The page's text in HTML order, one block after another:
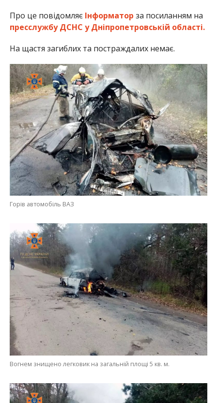
Про це повідомляє Інформатор за посиланням на
пресслужбу ДСНС у Дніпропетровській області.
На щастя загиблих та постраждалих немає.
Горів автомобіль ВАЗ
Вогнем знищено легковик на загальній площі 5 кв. м.